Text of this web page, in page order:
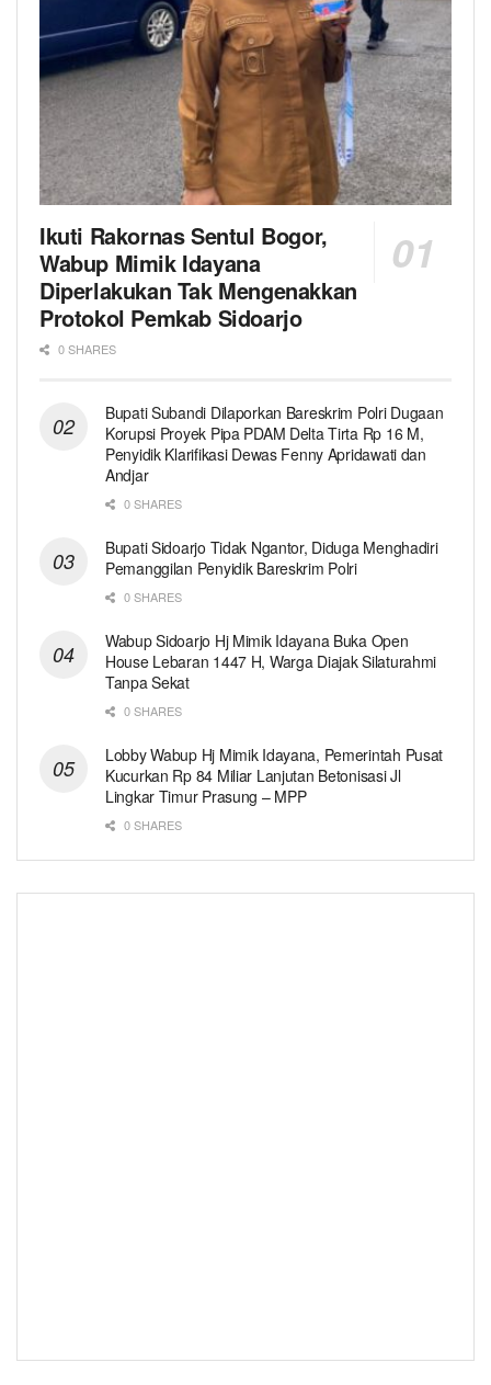
Ikuti Rakornas Sentul Bogor,
Wabup Mimik Idayana
Diperlakukan Tak Mengenakkan
Protokol Pemkab Sidoarjo
0 SHARES
Bupati Subandi Dilaporkan Bareskrim Polri Dugaan
Korupsi Proyek Pipa PDAM Delta Tirta Rp 16 M,
Penyidik Klarifikasi Dewas Fenny Apridawati dan
Andjar
0 SHARES
Bupati Sidoarjo Tidak Ngantor, Diduga Menghadiri
Pemanggilan Penyidik Bareskrim Polri
0 SHARES
Wabup Sidoarjo Hj Mimik Idayana Buka Open
House Lebaran 1447 H, Warga Diajak Silaturahmi
Tanpa Sekat
0 SHARES
Lobby Wabup Hj Mimik Idayana, Pemerintah Pusat
Kucurkan Rp 84 Miliar Lanjutan Betonisasi Jl
Lingkar Timur Prasung – MPP
0 SHARES